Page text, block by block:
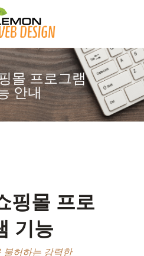
몰 프로그램
안내
핑몰 프로
기능
불허하는 강력한